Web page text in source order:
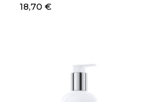
Preço
18,70 €